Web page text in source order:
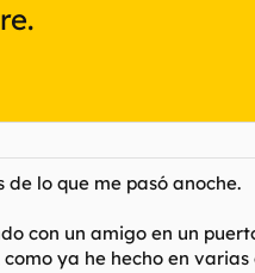
lo que me pasó anoche.
con un amigo en un
ya he hecho en